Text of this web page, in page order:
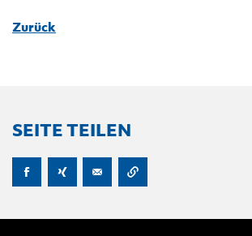
Zurück
SEITE TEILEN